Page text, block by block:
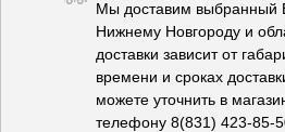
Мы доставим выбранный
Нижнему Новгороду и
доставки зависит от
времени и сроках
можете уточнить в
телефону 8(831) 423-85-